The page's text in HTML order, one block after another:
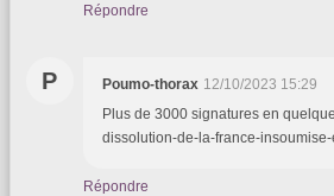
Répondre
P Poumo-thorax 12/10/2023 15:29
Plus de 3000 signatures en
dissolution-de-la-france-
Répondre